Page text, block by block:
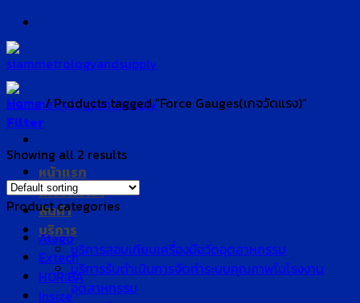
Skip
to
content
หน้าแรก
เกี่ยวกับเรา
สินค้า
บริการ
บริการสอบเทียบเครื่องมือวัดอุตสาหกรรม
บริการรับดำเนินการจัดทำระบบคุณภาพในโรงงาน
อุตสาหกรรม
Home /Products tagged “Force Gauges(เกจวัดแรง)”
Filter
Showing all 2 results
Product categories
Atago
Extech
HORIBA
Insize